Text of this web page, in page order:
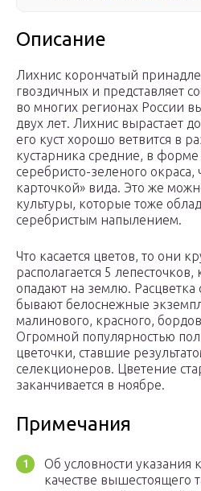
Описание
Лихнис корончатый
гвоздичных и представляет
во многих регионах России
двух лет. Лихнис вырастает
его куст хорошо ветвится в
кустарника средние, в
серебристо-зеленого окраса,
карточкой» вида. Это же
культуры, которые тоже
серебристым напылением.
Что касается цветов, то они
располагается 5
опадают на землю.
бывают белоснежные
малинового, красного,
Огромной популярностью
цветочки, ставшие
селекционеров. Цветение
заканчивается в ноябре.
Примечания
Об условности указания
качестве вышестоящего